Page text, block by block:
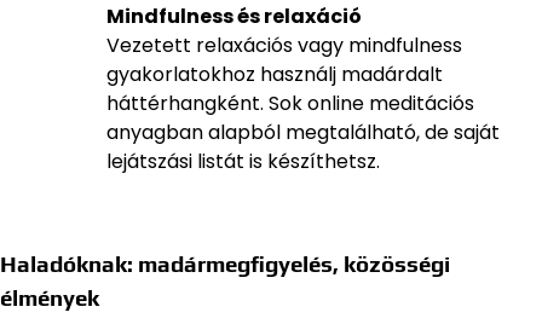
Mindfulness és relaxáció
Vezetett relaxációs vagy mindfulness
gyakorlatokhoz használj madárdalt
háttérhangként. Sok online meditációs
anyagban alapból megtalálható, de saját
lejátszási listát is készíthetsz.
Haladóknak: madármegfigyelés, közösségi
élmények